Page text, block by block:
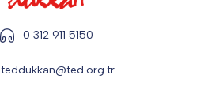
0 312 911 5150
teddukkan@ted.org.tr